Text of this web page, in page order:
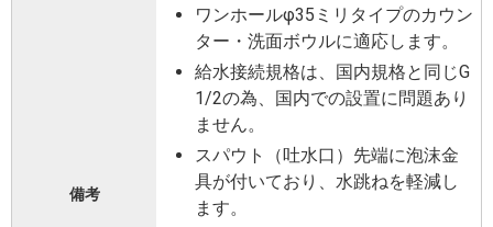
備考
ワンホールφ35ミリタイプのカウン
ター・洗面ボウルに適応します。
給水接続規格は、国内規格と同じG
1/2の為、国内での設置に問題あり
ません。
スパウト（吐水口）先端に泡沫金
具が付いており、水跳ねを軽減し
ます。